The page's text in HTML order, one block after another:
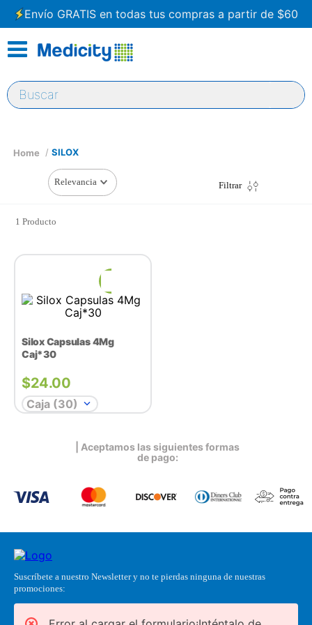
Envío GRATIS en todas tus compras a partir de $60
Buscar
SILOX
Relevancia Filtrar
1 Producto
Silox Capsulas 4Mg
Caj*30
$24.00
Caja (30)
| Aceptamos las siguientes formas
de pago:
Suscríbete a nuestro Newsletter y no te pierdas ninguna de nuestras
promociones: